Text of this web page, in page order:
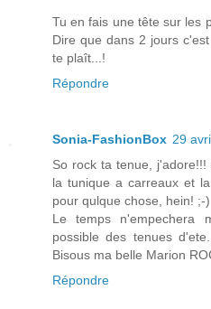
Tu en fais une tête sur les
Dire que dans 2 jours
te plaît...!
Répondre
Sonia-FashionBox 29
So rock ta tenue,
la tunique a carreaux et
pour qulque chose, hein! ;-)
Le temps n'empechera
possible des tenues
Bisous ma belle Marion
Répondre